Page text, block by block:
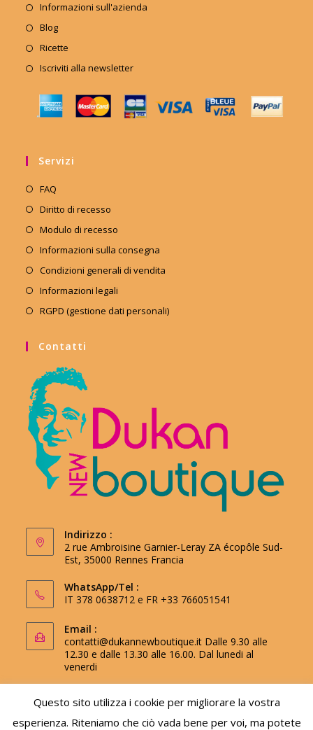
Informazioni sull'azienda
Blog
Ricette
Iscriviti alla newsletter
Servizi
FAQ
Diritto di recesso
Modulo di recesso
Informazioni sulla consegna
Condizioni generali di vendita
Informazioni legali
RGPD (gestione dati personali)
Contatti
Indirizzo :
2 rue Ambroisine Garnier-Leray ZA écopôle Sud-
Est, 35000 Rennes Francia
WhatsApp/Tel :
IT 378 0638712 e FR +33 766051541
Email :
contatti@dukannewboutique.it Dalle 9.30 alle
12.30 e dalle 13.30 alle 16.00. Dal lunedi al
venerdi
Questo sito utilizza i cookie per migliorare la vostra
esperienza. Riteniamo che ciò vada bene per voi, ma potete